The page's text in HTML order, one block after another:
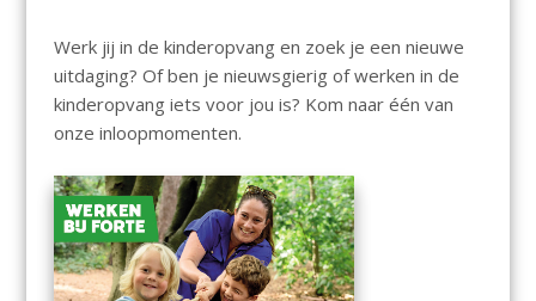
Werk jij in de kinderopvang en zoek je een nieuwe
uitdaging? Of ben je nieuwsgierig of werken in de
kinderopvang iets voor jou is? Kom naar één van
onze inloopmomenten.